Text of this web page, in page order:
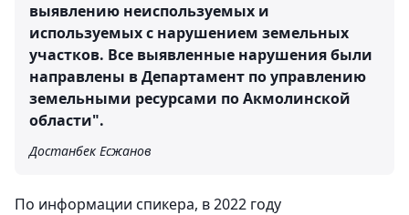
выявлению неиспользуемых и
используемых с нарушением земельных
участков. Все выявленные нарушения были
направлены в Департамент по управлению
земельными ресурсами по Акмолинской
области".
Достанбек Есжанов
По информации спикера, в 2022 году